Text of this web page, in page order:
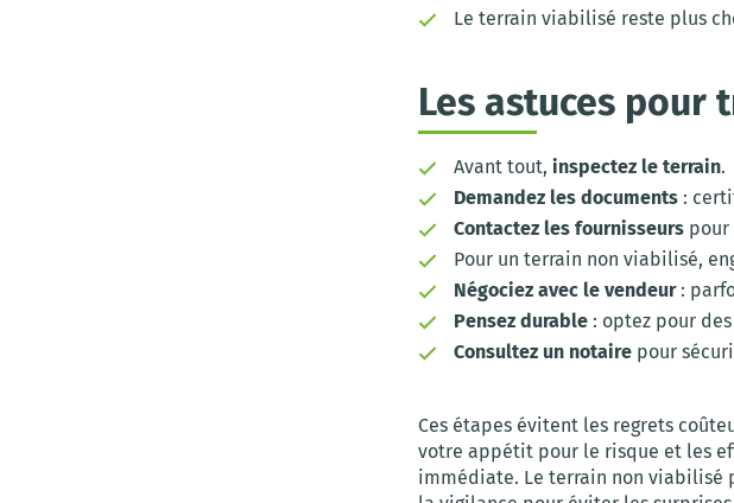
Le terrain viabilisé reste plus
Les astuces pour
Avant tout, inspectez le terrain.
Demandez les documents :
Contactez les fournisseurs pour
Pour un terrain non viabilisé,
Négociez avec le vendeur:
Pensez durable : optez pour
Consultez un notaire pour
Ces étapes évitent les regrets
votre appétit pour le risque et les
immédiate. Le terrain non viabilisé